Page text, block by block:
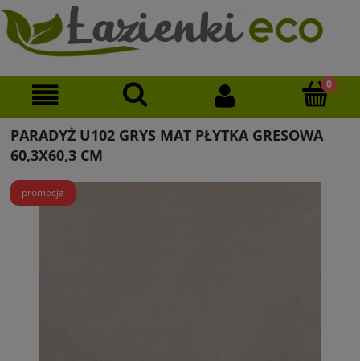
PARADYŻ U102 GRYS MAT PŁYTKA GRESOWA
60,3X60,3 CM
promocja